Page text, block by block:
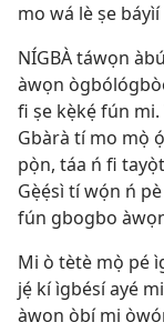
mo wá lè ṣe báyìí
NÍGBÀ táwọn
àwọn
fi ṣe kẹ̀kẹ́ fún
Gbàrà tí mo mọ̀
pọ̀n, táa ń fi
Gẹ̀ẹ́sì tí wọ́n ń
fún gbogbo
Mi ò tètè mọ̀ pé
jẹ́ kí ìgbésí ayé
àwọn òbí mi